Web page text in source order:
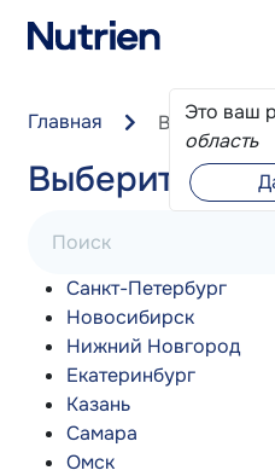
Это ваш
область
Главная Выберите
Выберите
Поиск
Санкт-Петербург
Новосибирск
Нижний Новгород
Екатеринбург
Казань
Самара
Омск